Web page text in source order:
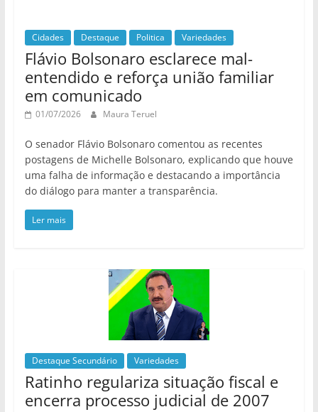
Cidades Destaque Politica Variedades
Flávio Bolsonaro esclarece mal-
entendido e reforça união familiar
em comunicado
01/07/2026 Maura Teruel
O senador Flávio Bolsonaro comentou as recentes
postagens de Michelle Bolsonaro, explicando que houve
uma falha de informação e destacando a importância
do diálogo para manter a transparência.
Ler mais
Destaque Secundário Variedades
Ratinho regulariza situação fiscal e
encerra processo judicial de 2007